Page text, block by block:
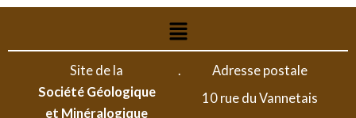
Menu
Site de la
Société Géologique
et Minéralogique
Adresse postale
10 rue du Vannetais